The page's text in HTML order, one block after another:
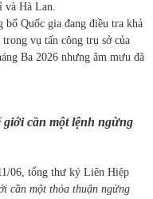
và Hà Lan.
bố Quốc gia đang điều tra khả
vụ tấn công trụ sở của
Ba 2026 nhưng âm mưu đã
giới cần một lệnh ngừng
06, tổng thư ký Liên Hiệp
cần một thỏa thuận ngừng